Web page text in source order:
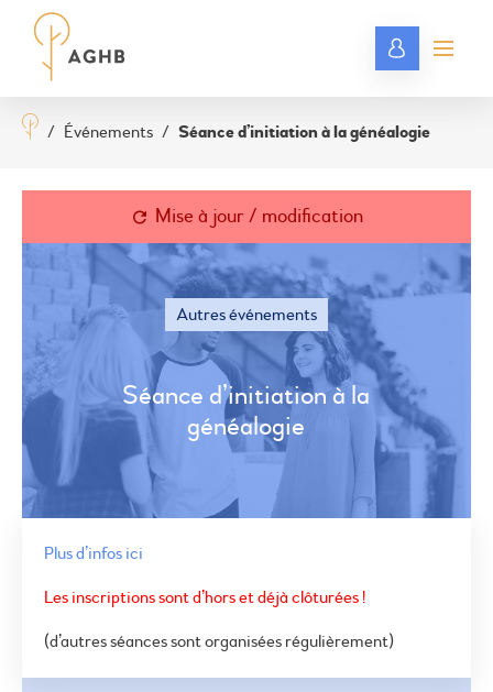
/ Événements / Séance d’initiation à la généalogie
Mise à jour / modification
Autres événements
Séance d’initiation à la
généalogie
Plus d’infos ici
Les inscriptions sont d’hors et déjà clôturées !
(d’autres séances sont organisées régulièrement)
©